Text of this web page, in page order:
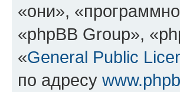
«они»,
«phpBB Group»,
«General Public
по адресу